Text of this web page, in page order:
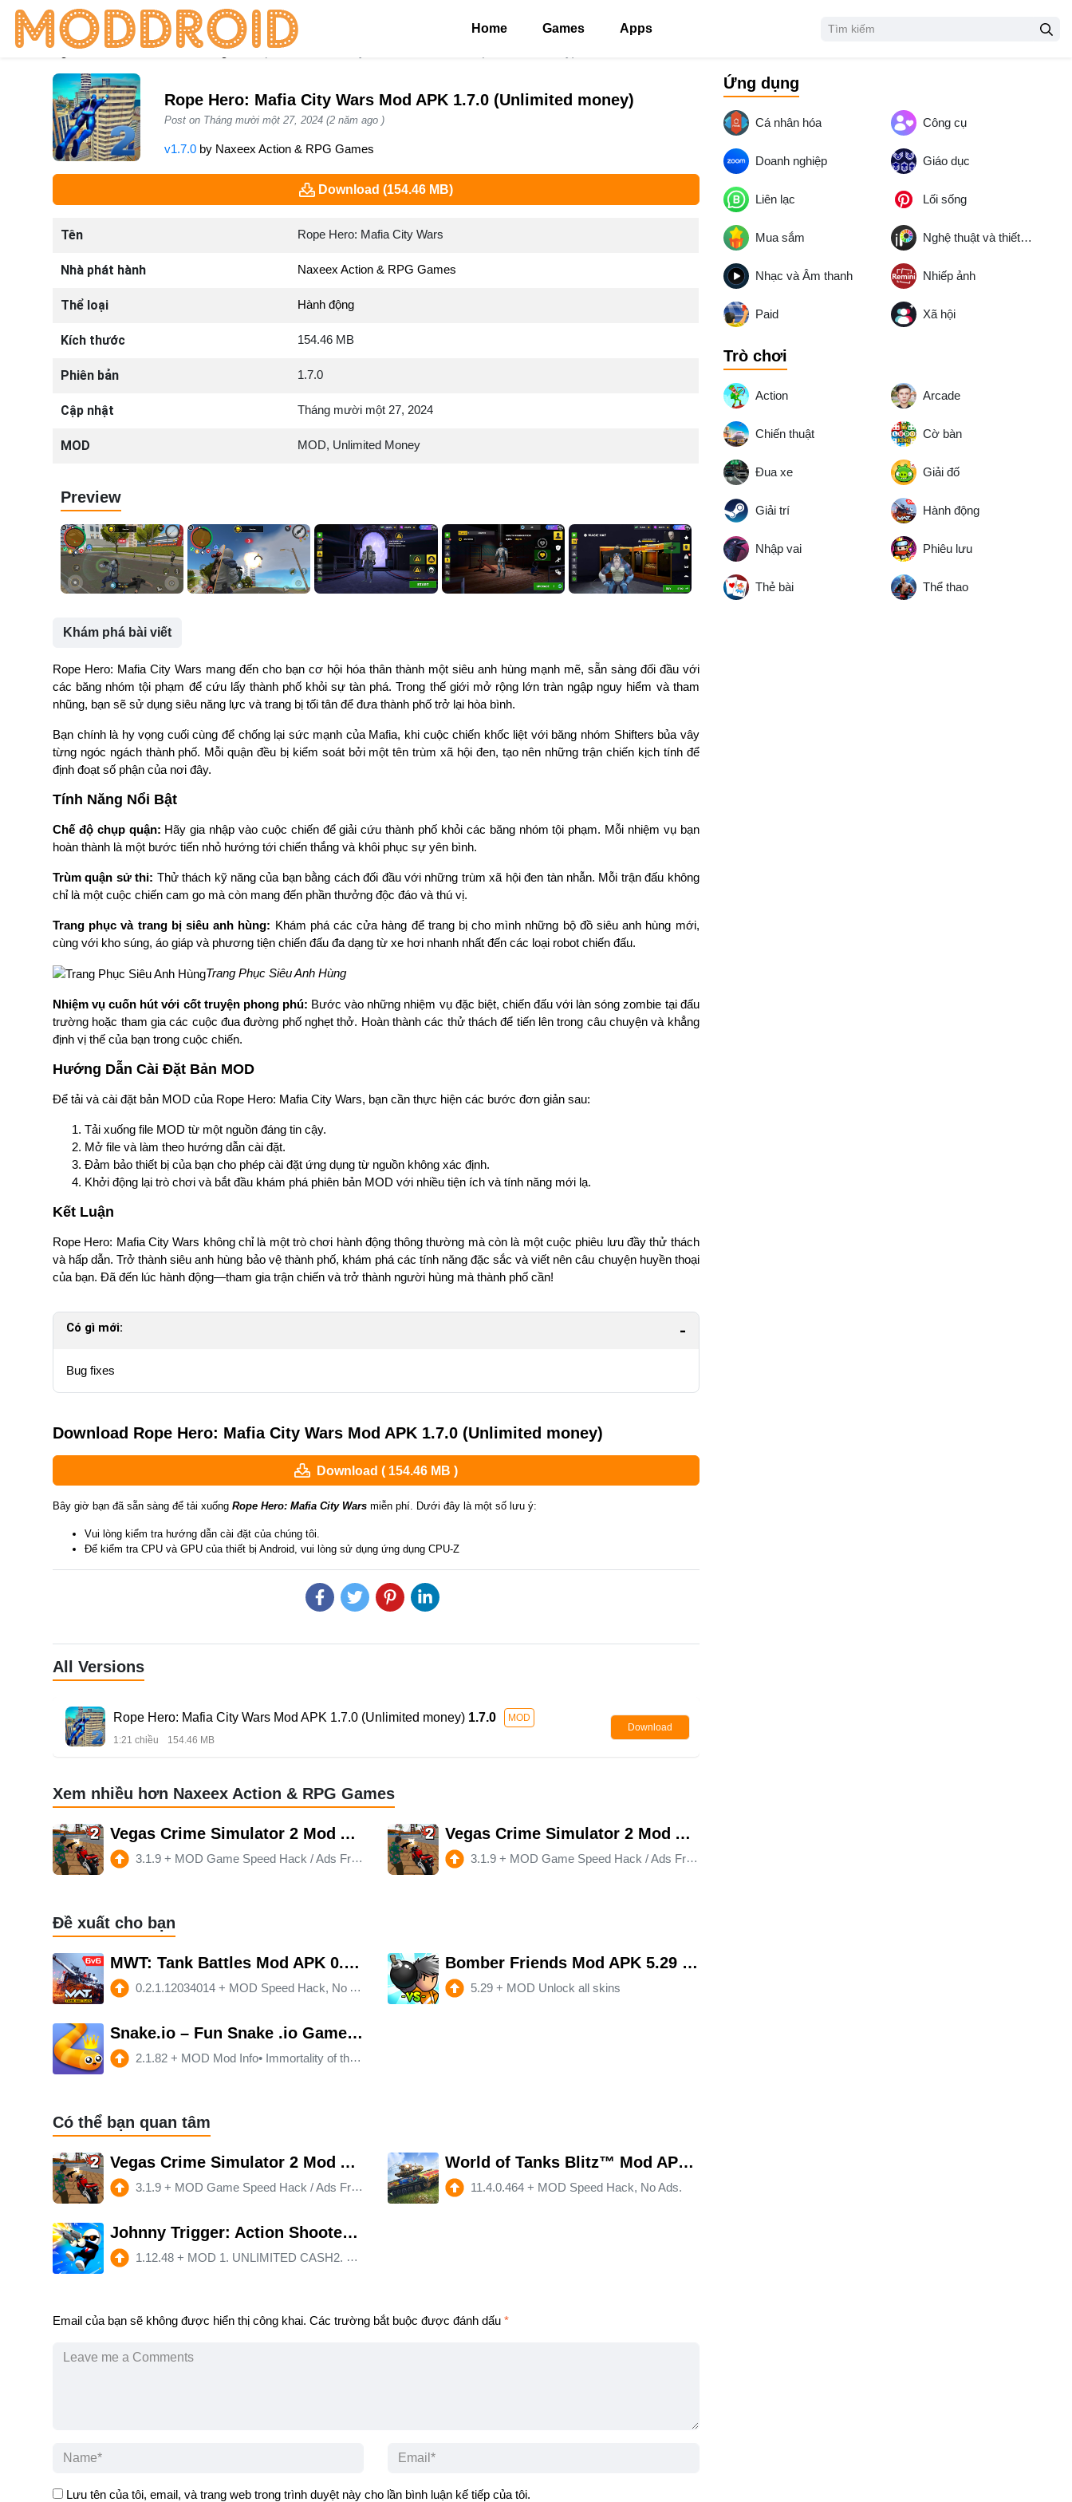
Home Games
Apps
Trang chủ
Trò chơi Hành động Rope Hero: Mafia City Wars Mod APK 1.7.0 (Unlimited money)
Rope Hero: Mafia City Wars Mod APK 1.7.0 (Unlimited money)
Post on Tháng mười một 27, 2024 (2 năm ago )
v1.7.0 by Naxeex Action & RPG Games
Download (154.46 MB)
Tên Rope Hero: Mafia City Wars
Nhà phát hành Naxeex Action & RPG Games
Thể loại Hành động
Kích thước 154.46 MB
Phiên bản 1.7.0
Cập nhật Tháng mười một 27, 2024
MOD MOD, Unlimited Money
Preview
Khám phá bài viết
Rope Hero: Mafia City Wars mang đến cho bạn cơ hội hóa thân thành một siêu anh hùng mạnh mẽ, sẵn sàng đối đầu với
các băng nhóm tội phạm để cứu lấy thành phố khỏi sự tàn phá. Trong thế giới mở rộng lớn tràn ngập nguy hiểm và tham
nhũng, bạn sẽ sử dụng siêu năng lực và trang bị tối tân để đưa thành phố trở lại hòa bình.
Bạn chính là hy vọng cuối cùng để chống lại sức mạnh của Mafia, khi cuộc chiến khốc liệt với băng nhóm Shifters bủa vây
từng ngóc ngách thành phố. Mỗi quận đều bị kiểm soát bởi một tên trùm xã hội đen, tạo nên những trận chiến kịch tính để
định đoạt số phận của nơi đây.
Tính Năng Nổi Bật
Chế độ chụp quận: Hãy gia nhập vào cuộc chiến để giải cứu thành phố khỏi các băng nhóm tội phạm. Mỗi nhiệm vụ bạn
hoàn thành là một bước tiến nhỏ hướng tới chiến thắng và khôi phục sự yên bình.
Trùm quận sử thi: Thử thách kỹ năng của bạn bằng cách đối đầu với những trùm xã hội đen tàn nhẫn. Mỗi trận đấu không
chỉ là một cuộc chiến cam go mà còn mang đến phần thưởng độc đáo và thú vị.
Trang phục và trang bị siêu anh hùng: Khám phá các cửa hàng để trang bị cho mình những bộ đồ siêu anh hùng mới,
cùng với kho súng, áo giáp và phương tiện chiến đấu đa dạng từ xe hơi nhanh nhất đến các loại robot chiến đấu.
Trang Phục Siêu Anh Hùng
Nhiệm vụ cuốn hút với cốt truyện phong phú: Bước vào những nhiệm vụ đặc biệt, chiến đấu với làn sóng zombie tại đấu
trường hoặc tham gia các cuộc đua đường phố nghẹt thở. Hoàn thành các thử thách để tiến lên trong câu chuyện và khẳng
định vị thế của bạn trong cuộc chiến.
Hướng Dẫn Cài Đặt Bản MOD
Để tải và cài đặt bản MOD của Rope Hero: Mafia City Wars, bạn cần thực hiện các bước đơn giản sau:
Tải xuống file MOD từ một nguồn đáng tin cậy.
Mở file và làm theo hướng dẫn cài đặt.
Đảm bảo thiết bị của bạn cho phép cài đặt ứng dụng từ nguồn không xác định.
Khởi động lại trò chơi và bắt đầu khám phá phiên bản MOD với nhiều tiện ích và tính năng mới lạ.
Kết Luận
Rope Hero: Mafia City Wars không chỉ là một trò chơi hành động thông thường mà còn là một cuộc phiêu lưu đầy thử thách
và hấp dẫn. Trở thành siêu anh hùng bảo vệ thành phố, khám phá các tính năng đặc sắc và viết nên câu chuyện huyền thoại
của bạn. Đã đến lúc hành động—tham gia trận chiến và trở thành người hùng mà thành phố cần!
Có gì mới:
Bug fixes
Download Rope Hero: Mafia City Wars Mod APK 1.7.0 (Unlimited money)
Download ( 154.46 MB )
Bây giờ bạn đã sẵn sàng để tải xuống Rope Hero: Mafia City Wars miễn phí. Dưới đây là một số lưu ý:
Vui lòng kiểm tra hướng dẫn cài đặt của chúng tôi.
Để kiểm tra CPU và GPU của thiết bị Android, vui lòng sử dụng ứng dụng CPU-Z
All Versions
Rope Hero: Mafia City Wars Mod APK 1.7.0 (Unlimited money) 1.7.0
MOD
1:21 chiều
154.46 MB
Download
Xem nhiều hơn Naxeex Action & RPG Games
Vegas Crime Simulator 2 Mod APK 3.1.9 (Unlimited money)(Free purchase)(Mod speed)
3.1.9 + MOD Game Speed Hack / Ads Free- money
Vegas Crime Simulator 2 Mod APK 3.1.9 (Unlimited money)(Free purchase)(Mod speed)
3.1.9 + MOD Game Speed Hack / Ads Free- money
Đề xuất cho bạn
MWT: Tank Battles Mod APK 0.2.1.12034014 (Remove ads)(Mod speed)
0.2.1.12034014 + MOD Speed Hack, No Ads.
Bomber Friends Mod APK 5.29 (Unlocked)
5.29 + MOD Unlock all skins
Snake.io – Fun Snake .io Games Mod APK 2.1.82
2.1.82 + MOD Mod Info• Immortality of the player • unlocking all skins • unlocking the shutdown of advertising
Có thể bạn quan tâm
Vegas Crime Simulator 2 Mod APK 3.1.9 (Unlimited money)(Free purchase)(Mod speed)
3.1.9 + MOD Game Speed Hack / Ads Free- money
World of Tanks Blitz™ Mod APK 11.4.0.464 (Remove ads)(Mod speed)
11.4.0.464 + MOD Speed Hack, No Ads.
Johnny Trigger: Action Shooter Mod APK 1.12.48 (Remove ads)(Unlimited money)
1.12.48 + MOD 1. UNLIMITED CASH2. HIGH LEVEL3. NO ADS
Email của bạn sẽ không được hiển thị công khai. Các trường bắt buộc được đánh dấu *
Lưu tên của tôi, email, và trang web trong trình duyệt này cho lần bình luận kế tiếp của tôi.
Ứng dụng
Cá nhân hóa Công cụ
Doanh nghiệp Giáo dục
Liên lạc Lối sống
Mua sắm Nghệ thuật và thiết kế
Nhạc và Âm thanh Nhiếp ảnh
Paid Xã hội
Trò chơi
Action Arcade
Chiến thuật Cờ bàn
Đua xe Giải đố
Giải trí Hành động
Nhập vai Phiêu lưu
Thẻ bài Thể thao